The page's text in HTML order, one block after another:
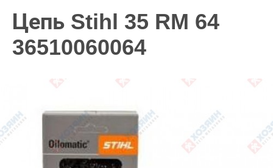
Цепь Stihl 35 RM 64
36510060064